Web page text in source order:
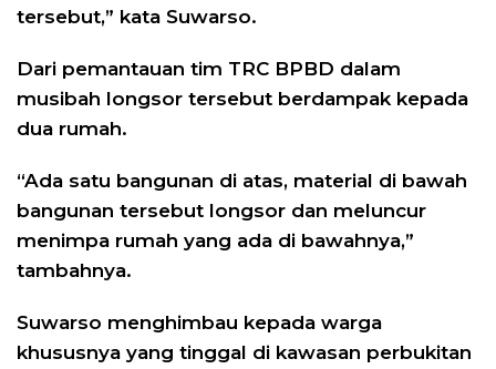
tersebut,” kata Suwarso.
Dari pemantauan tim TRC BPBD dalam
musibah longsor tersebut berdampak kepada
dua rumah.
“Ada satu bangunan di atas, material di bawah
bangunan tersebut longsor dan meluncur
menimpa rumah yang ada di bawahnya,”
tambahnya.
Suwarso menghimbau kepada warga
khususnya yang tinggal di kawasan perbukitan